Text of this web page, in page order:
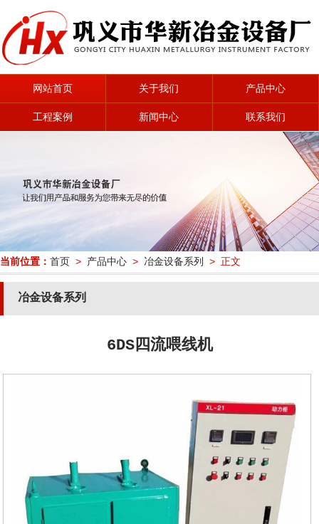
网站首页 关于我们 产品中心
工程案例 新闻中心 联系我们
当前位置： 首页 > 产品中心 > 冶金设备系列 > 正文
冶金设备系列
6DS四流喂线机